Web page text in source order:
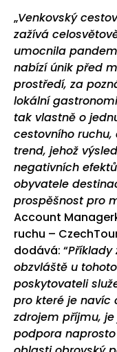
„Venkovský
zažívá
umocnila
nabízí únik před
prostředí, za
lokální
tak vlastně o
cestovního
trend, jehož
negativních
obyvatele
prospěšnost pro
Account
ruchu –
dodává: “Příklady
obzvláště u
poskytovateli
pro které je navíc
zdrojem příjmu,
podpora